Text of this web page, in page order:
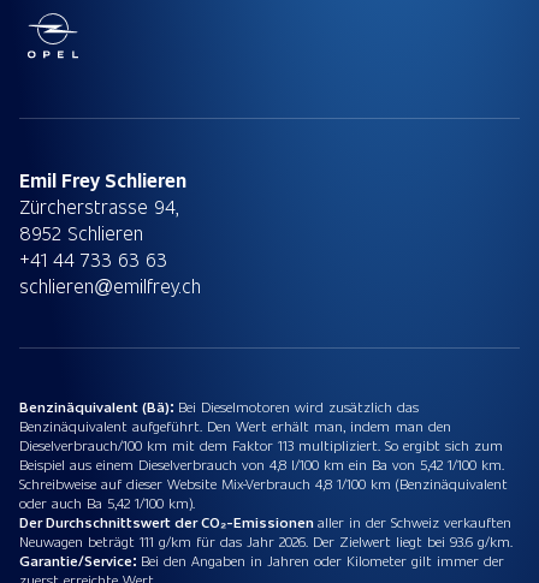
Emil Frey Schlieren
Zürcherstrasse 94,
8952 Schlieren
+41 44 733 63 63
schlieren@emilfrey.ch
Benzinäquivalent (Bä): Bei Dieselmotoren wird zusätzlich das
Benzinäquivalent aufgeführt. Den Wert erhält man, indem man den
Dieselverbrauch/100 km mit dem Faktor 113 multipliziert. So ergibt sich zum
Beispiel aus einem Dieselverbrauch von 4,8 l/100 km ein Ba von 5,42 1/100 km.
Schreibweise auf dieser Website Mix-Verbrauch 4,8 1/100 km (Benzinäquivalent
oder auch Ba 5,42 1/100 km).
Der Durchschnittswert der CO₂-Emissionenaller in der Schweiz verkauften
Neuwagen beträgt 111 g/km für das Jahr 2026. Der Zielwert liegt bei 93.6 g/km.
Garantie/Service: Bei den Angaben in Jahren oder Kilometer gilt immer der
zuerst erreichte Wert.